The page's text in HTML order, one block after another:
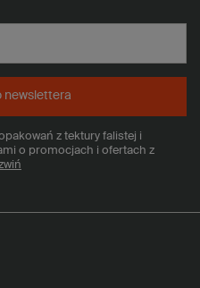
z tektury falistej i
o promocjach i ofertach z
newslettera